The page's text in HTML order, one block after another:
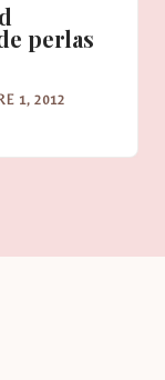
perlas
1, 2012